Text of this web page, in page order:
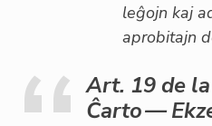
leĝojn kaj
aprobitajn
Art. 19 de
Ĉarto —